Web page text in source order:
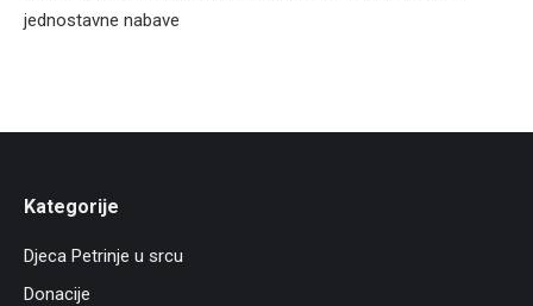
jednostavne nabave
Kategorije
Djeca Petrinje u srcu
Donacije